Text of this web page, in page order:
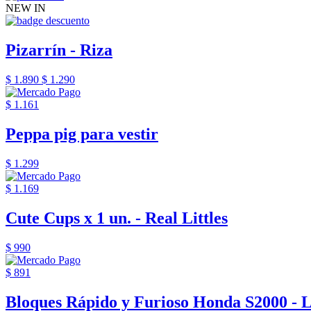
NEW IN
Pizarrín - Riza
$ 1.890 $ 1.290
$ 1.161
Peppa pig para vestir
$ 1.299
$ 1.169
Cute Cups x 1 un. - Real Littles
$ 990
$ 891
Bloques Rápido y Furioso Honda S2000 -